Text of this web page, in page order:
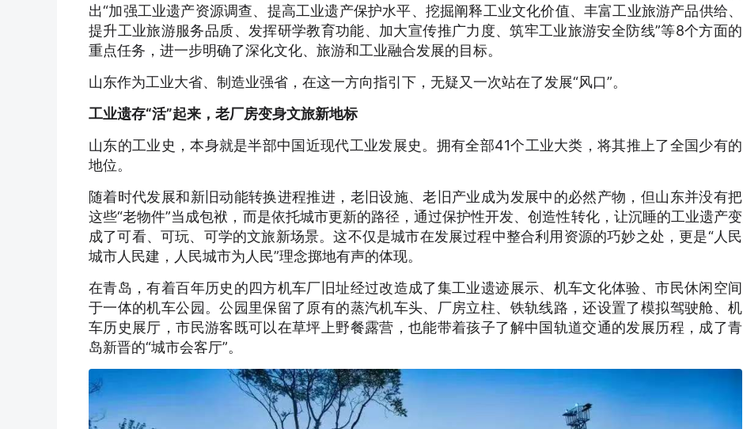
出“加强工业遗产资源调查、提高工业遗产保护水平、挖掘阐释工业文化价值、丰富工业旅游产品供给、
提升工业旅游服务品质、发挥研学教育功能、加大宣传推广力度、筑牢工业旅游安全防线”等8个方面的
重点任务，进一步明确了深化文化、旅游和工业融合发展的目标。
山东作为工业大省、制造业强省，在这一方向指引下，无疑又一次站在了发展“风口”。
工业遗存“活”起来，老厂房变身文旅新地标
山东的工业史，本身就是半部中国近现代工业发展史。拥有全部41个工业大类，将其推上了全国少有的
地位。
随着时代发展和新旧动能转换进程推进，老旧设施、老旧产业成为发展中的必然产物，但山东并没有把
这些“老物件”当成包袱，而是依托城市更新的路径，通过保护性开发、创造性转化，让沉睡的工业遗产变
成了可看、可玩、可学的文旅新场景。这不仅是城市在发展过程中整合利用资源的巧妙之处，更是“人民
城市人民建，人民城市为人民”理念掷地有声的体现。
在青岛，有着百年历史的四方机车厂旧址经过改造成了集工业遗迹展示、机车文化体验、市民休闲空间
于一体的机车公园。公园里保留了原有的蒸汽机车头、厂房立柱、铁轨线路，还设置了模拟驾驶舱、机
车历史展厅，市民游客既可以在草坪上野餐露营，也能带着孩子了解中国轨道交通的发展历程，成了青
岛新晋的“城市会客厅”。